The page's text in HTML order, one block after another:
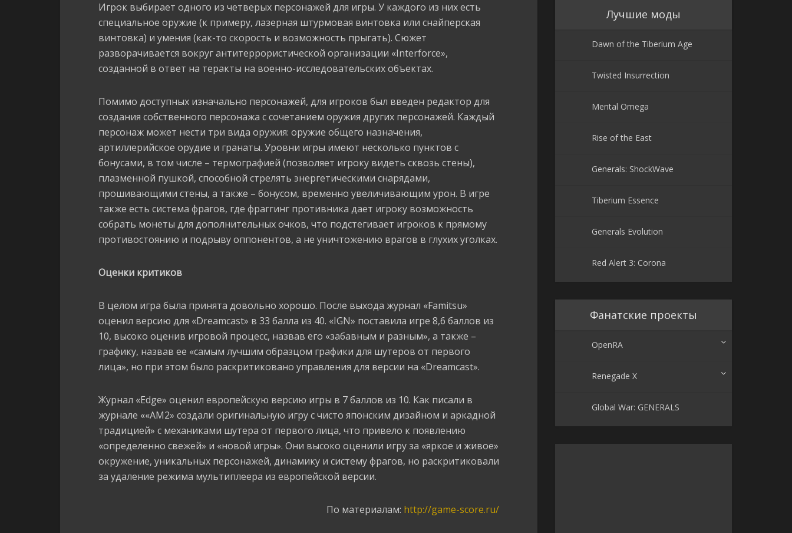
Игрок выбирает одного из четверых персонажей для игры. У каждого из них есть
специальное оружие (к примеру, лазерная штурмовая винтовка или снайперская
винтовка) и умения (как-то скорость и возможность прыгать). Сюжет
разворачивается вокруг антитеррористической организации «Interforce»,
созданной в ответ на теракты на военно-исследовательских объектах.
Помимо доступных изначально персонажей, для игроков был введен редактор для
создания собственного персонажа с сочетанием оружия других персонажей. Каждый
персонаж может нести три вида оружия: оружие общего назначения,
артиллерийское орудие и гранаты. Уровни игры имеют несколько пунктов с
бонусами, в том числе – термографией (позволяет игроку видеть сквозь стены),
плазменной пушкой, способной стрелять энергетическими снарядами,
прошивающими стены, а также – бонусом, временно увеличивающим урон. В игре
также есть система фрагов, где фраггинг противника дает игроку возможность
собрать монеты для дополнительных очков, что подстегивает игроков к прямому
противостоянию и подрыву оппонентов, а не уничтожению врагов в глухих уголках.
Оценки критиков
В целом игра была принята довольно хорошо. После выхода журнал «Famitsu»
оценил версию для «Dreamcast» в 33 балла из 40. «IGN» поставила игре 8,6 баллов из
10, высоко оценив игровой процесс, назвав его «забавным и разным», а также –
графику, назвав ее «самым лучшим образцом графики для шутеров от первого
лица», но при этом было раскритиковано управления для версии на «Dreamcast».
Журнал «Edge» оценил европейскую версию игры в 7 баллов из 10. Как писали в
журнале ««AM2» создали оригинальную игру с чисто японским дизайном и аркадной
традицией» с механиками шутера от первого лица, что привело к появлению
«определенно свежей» и «новой игры». Они высоко оценили игру за «яркое и живое»
окружение, уникальных персонажей, динамику и систему фрагов, но раскритиковали
за удаление режима мультиплеера из европейской версии.
По материалам: http://game-score.ru/
Лучшие моды
Dawn of the Tiberium Age
Twisted Insurrection
Mental Omega
Rise of the East
Generals: ShockWave
Tiberium Essence
Generals Evolution
Red Alert 3: Corona
Фанатские проекты
OpenRA
Renegade X
Global War: GENERALS